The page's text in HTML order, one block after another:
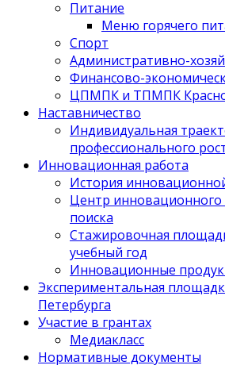
Питание
Меню горячего
Спорт
Административно-
Финансово-
ЦПМПК и ТПМПК
Наставничество
Индивидуальная
профессионального
Инновационная работа
История
Центр инновационного
поиска
Стажировочная
учебный год
Инновационные
Экспериментальная
Петербурга
Участие в грантах
Медиакласс
Нормативные документы